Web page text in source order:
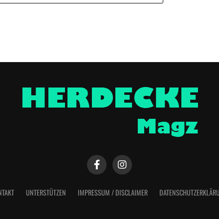
UNTERSTÜTZEN IMPRESSUM / DISCLAIMER